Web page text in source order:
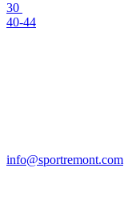
30
40-44
info@sportremont.com